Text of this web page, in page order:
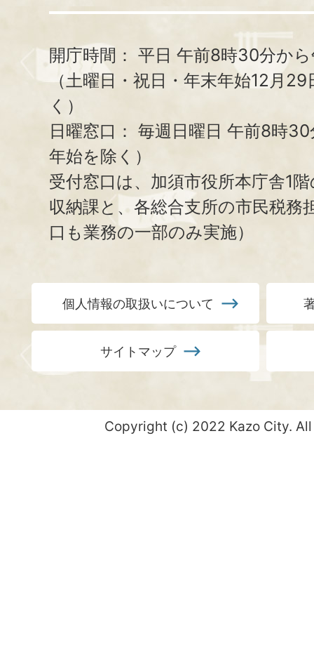
開庁時間： 平日 午前8時30分か
（土曜日・祝日・年末年始12月
く）
日曜窓口： 毎週日曜日 午前8時
年始を除く）
受付窓口は、加須市役所本庁舎1
収納課と、 各総合支所の市民税務
口も業務の一部のみ実施）
個人情報の取扱いについて
サイトマップ
Copyright (c) 2022 Kazo City.